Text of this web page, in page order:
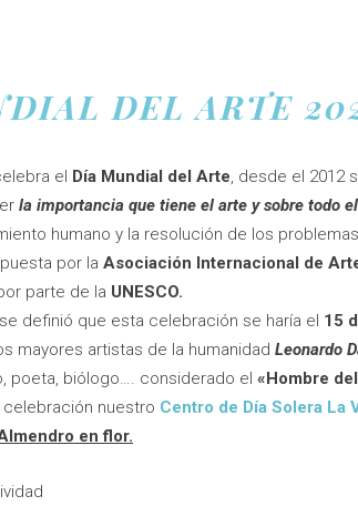
DEL ARTE
el Día Mundial del Arte, desde el 2012
la importancia que tiene el arte y sobre todo
humano y la resolución de los
por la Asociación Internacional de
parte de la UNESCO.
definió que esta celebración se haría el 15
mayores artistas de la humanidad Leonardo
poeta, biólogo…. considerado el «Hombre
nuestro Centro de Día Solera La
en flor.